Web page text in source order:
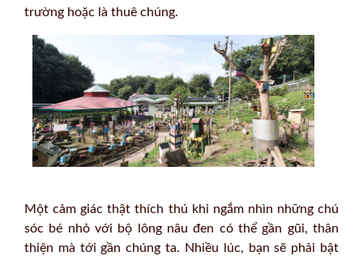
trường hoặc là thuê chúng.
Một cảm giác thật thích thú khi ngắm nhìn những chú
sóc bé nhỏ với bộ lông nâu đen có thể gần gũi, thân
thiện mà tới gần chúng ta. Nhiều lúc, bạn sẽ phải bật